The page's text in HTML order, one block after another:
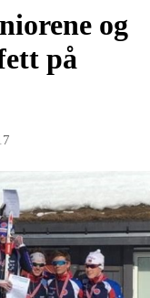
og
på